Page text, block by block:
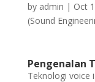
by admin | Oct
(Sound
Pengenalan
Teknologi voice